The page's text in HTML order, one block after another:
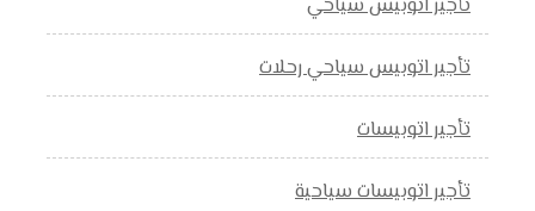
تأجير اتوبيس سياحي
تأجير اتوبيس سياحي رحلات
تأجير اتوبيسات
تأجير اتوبيسات سياحية